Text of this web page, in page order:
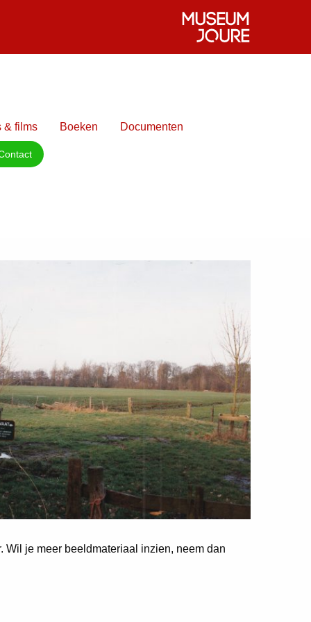
& films Boeken Documenten
Wil je meer beeldmateriaal inzien, neem dan